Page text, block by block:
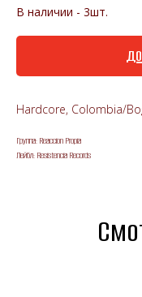
В наличии - 3шт.
Hardcore, Colombia/
Группа: Reaccion Propia
Лейбл: Resistencia Records